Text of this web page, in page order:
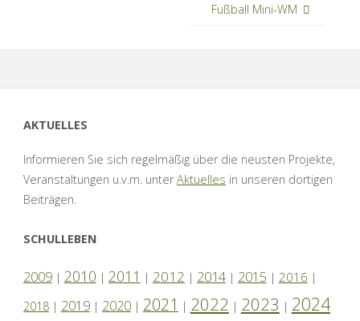
Fußball Mini-WM
AKTUELLES
Informieren Sie sich regelmäßig über die neusten Projekte,
Veranstaltungen u.v.m. unterAktuelles in unseren dortigen
Beiträgen.
SCHULLEBEN
2009| 2010 | 2011 | 2012 | 2014| 2015 | 2016 |
2018| 2019| 2020| 2021 | 2022 | 2023 | 2024